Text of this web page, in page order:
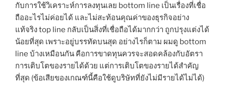
กับการใช้วิเคราะห์การลงทุนเลย bottom line เป็นเรื่องที่เชื่อ
ถืออะไรไม่ค่อยได้ และไม่สะท้อนคุณค่าของธุรกิจอย่าง
แท้จริง top line กลับเป็นสิ่งที่เชื่อถือได้มากกว่า ถูกปรุงแต่งได้
น้อยที่สุด เพราะอยู่บรรทัดบนสุด อย่างไรก็ตาม ผมดู bottom
line บ้างเหมือนกัน คือการขาดทุนควรจะสอดคล้องกับอัตรา
การเติบโตของรายได้ด้วย แต่การเติบโตของรายได้สำคัญ
ที่สุด (ข้อเสียของเกณฑ์นี้คือใช้ดูบริษัทที่ยังไม่มีรายได้ไม่ได้)